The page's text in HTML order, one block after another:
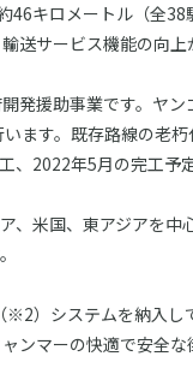
キロメートル（全
サービス機能の向上
援助事業です。ヤ
す。既存路線の老
2022年5月の完工予
米国、東アジアを
）システムを納入
マーの快適で安全な